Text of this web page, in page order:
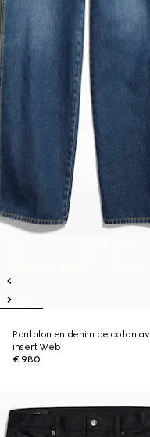
Pantalon en denim de coton
insert Web
€ 980